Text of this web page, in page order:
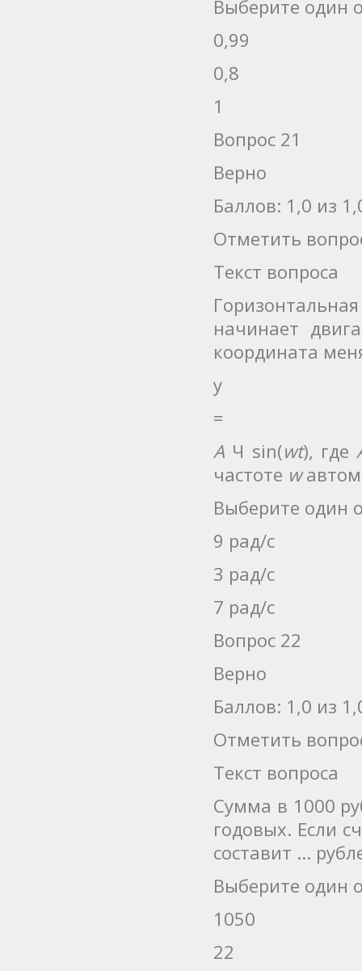
Выберите один
0,99
0,8
1
Вопрос 21
Верно
Баллов: 1,0 из
Отметить
Текст вопроса
начинает
координата
y
=
A Ч sin(wt), где
частоте w
Выберите один
9 рад/с
3 рад/с
7 рад/с
Вопрос 22
Верно
Баллов: 1,0 из
Отметить
Текст вопроса
Сумма в 1000
годовых. Если
составит ...
Выберите один
1050
22